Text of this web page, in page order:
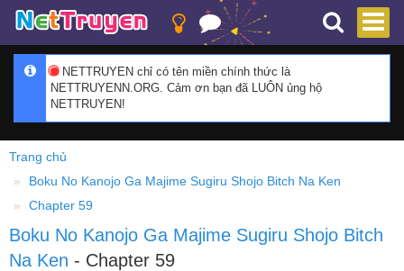
NETTRUYEN chỉ có tên miền chính thức là
NETTRUYENN.ORG. Cảm ơn bạn đã LUÔN ủng hộ
NETTRUYEN!
Trang chủ
Boku No Kanojo Ga Majime Sugiru Shojo Bitch Na Ken
Chapter 59
Boku No Kanojo Ga Majime Sugiru Shojo Bitch
Na Ken - Chapter 59